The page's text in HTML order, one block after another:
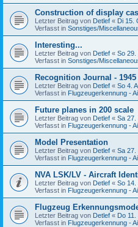
Construction of display
Letzter Beitrag von Detlef « Di 15.
Verfasst in Sonstiges/
Interesting...
Letzter Beitrag von Detlef « So 29.
Verfasst in Sonstiges/
Recognition Journal - 1945
Letzter Beitrag von Detlef « So 4.
Verfasst in Flugzeugerkennung -
Future planes in 200 scale
Letzter Beitrag von Detlef « Sa 27.
Verfasst in Flugzeugerkennung -
Model Presentation
Letzter Beitrag von Detlef « Sa 27.
Verfasst in Flugzeugerkennung -
NVA LSK/LV - Aircraft
Letzter Beitrag von Detlef « So 14.
Verfasst in Flugzeugerkennung -
Flugzeug
Letzter Beitrag von Detlef « Do
Verfasst in Flugzeugerkennung -